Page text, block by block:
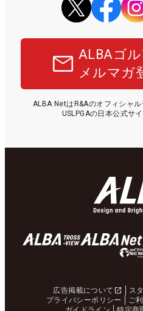
ALBAゴ
メルマガ
ALBA NetはR&Aのオフィシャ
USLPGAの日本公式サ
広告掲載について ス
プライバシーポリシー
ご